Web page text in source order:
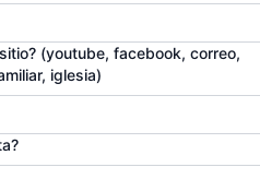
(youtube, facebook, correo,
iglesia)